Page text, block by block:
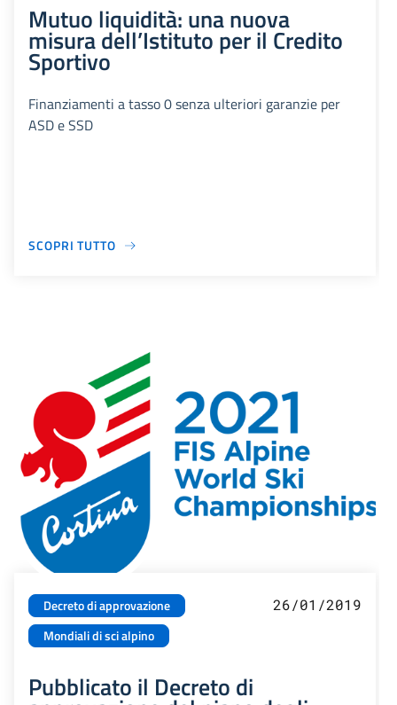
Mutuo liquidità: una nuova
misura dell’Istituto per il Credito
Sportivo
Finanziamenti a tasso 0 senza ulteriori garanzie per
ASD e SSD
SCOPRI TUTTO
Decreto di approvazione
Mondiali di sci alpino
26/01/2019
Pubblicato il Decreto di